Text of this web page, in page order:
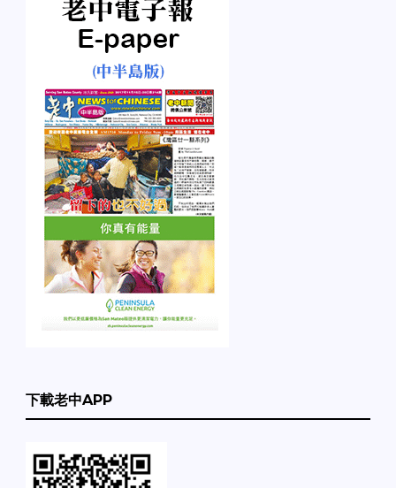
下載老中APP